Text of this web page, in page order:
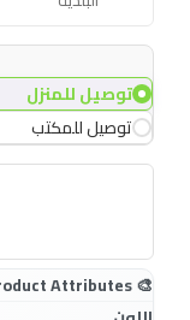
توصيل للمنزل
توصيل للمكتب